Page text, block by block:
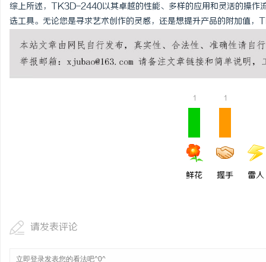
综上所述，TK3D-2440以其卓越的性能、多样的应用和灵活的操作
选工具。无论您是寻求艺术创作的灵感，还是想提升产品的附加值
1
鲜花
1
握手 雷人
请发表评论